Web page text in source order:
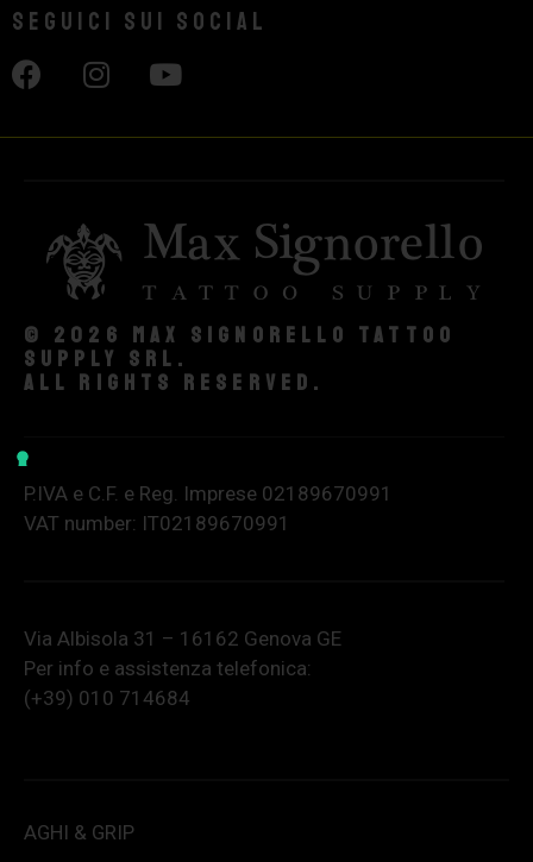
Seguici sui social
© 2026 Max Signorello Tattoo
supply srl.
All rights reserved.
P.IVA e C.F. e Reg. Imprese 02189670991
VAT number: IT02189670991
Via Albisola 31 – 16162 Genova GE
Per info e assistenza telefonica:
(+39) 010 714684
AGHI & GRIP